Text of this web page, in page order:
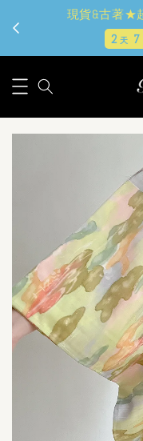
現貨&古著★
2天 7